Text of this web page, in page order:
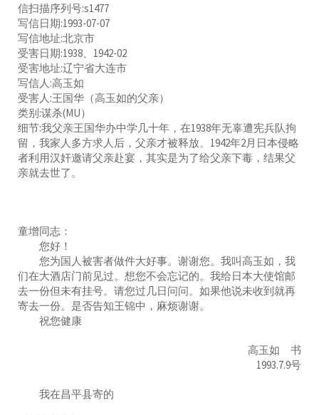
信扫描序列号:s1477
写信日期:1993-07-07
写信地址:北京市
受害日期:1938、1942-02
受害地址:辽宁省大连市
写信人:高玉如
受害人:王国华（高玉如的父亲）
类别:谋杀(MU）
细节:我父亲王国华办中学几十年，在1938年无辜遭宪兵队拘
留，我家人多方求人后，父亲才被释放。1942年2月日本侵略
者利用汉奸邀请父亲赴宴，其实是为了给父亲下毒，结果父
亲就去世了。
童增同志：
您好！
您为国人被害者做件大好事。谢谢您。我叫高玉如，我
们在大酒店门前见过。想您不会忘记的。我给日本大使馆邮
去一份但未有挂号。请您过几日问问。如果他说未收到就再
寄去一份。是否告知王锦中，麻烦谢谢。
祝您健康
高玉如 书
1993.7.9号
我在昌平县寄的